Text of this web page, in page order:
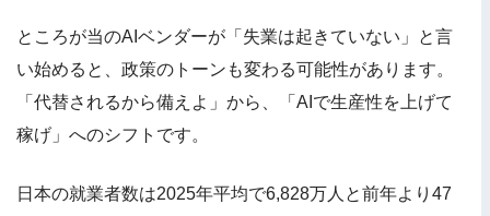
ところが当のAIベンダーが「失業は起きていない」と言
い始めると、政策のトーンも変わる可能性があります。
「代替されるから備えよ」から、「AIで生産性を上げて
稼げ」へのシフトです。
日本の就業者数は2025年平均で6,828万人と前年より47